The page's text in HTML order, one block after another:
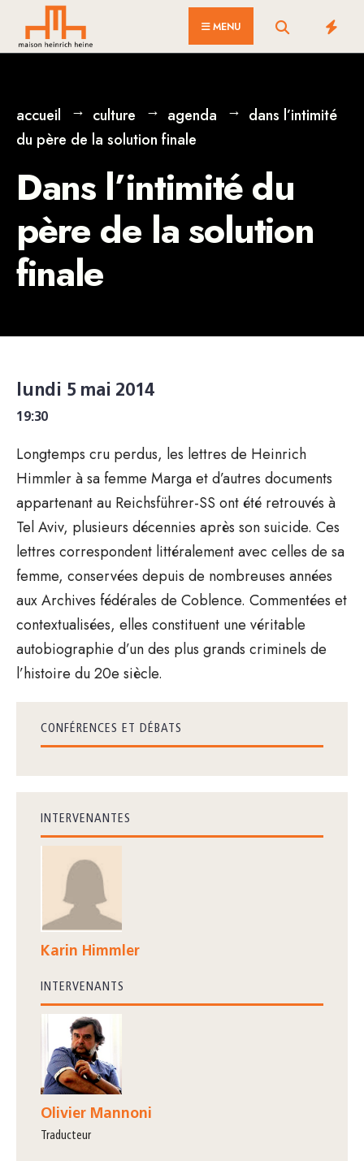
MENU
accueil culture agenda
dans l’intimité
du père de la solution finale
Dans l’intimité du
père de la solution
finale
lundi 5 mai 2014
19:30
Longtemps cru perdus, les lettres de Heinrich
Himmler à sa femme Marga et d’autres documents
appartenant au Reichsführer-SS ont été retrouvés à
Tel Aviv, plusieurs décennies après son suicide. Ces
lettres correspondent littéralement avec celles de sa
femme, conservées depuis de nombreuses années
aux Archives fédérales de Coblence. Commentées et
contextualisées, elles constituent une véritable
autobiographie d’un des plus grands criminels de
l’histoire du 20e siècle.
CONFÉRENCES ET DÉBATS
INTERVENANTES
Karin Himmler
INTERVENANTS
Olivier Mannoni
traducteur